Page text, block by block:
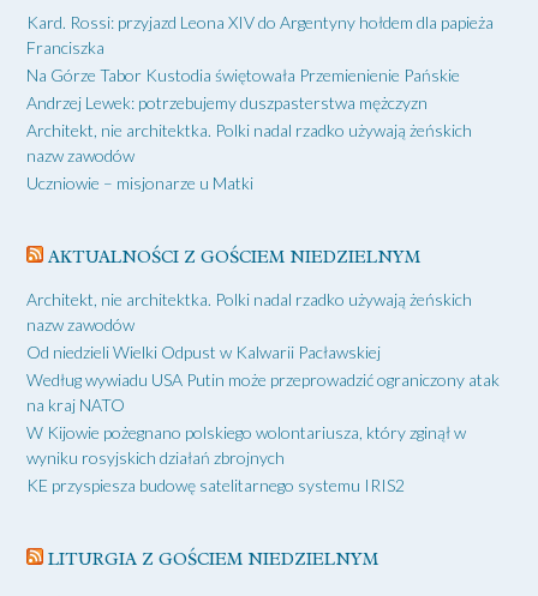
Kard. Rossi: przyjazd Leona XIV do Argentyny hołdem dla papieża
Franciszka
Na Górze Tabor Kustodia świętowała Przemienienie Pańskie
Andrzej Lewek: potrzebujemy duszpasterstwa mężczyzn
Architekt, nie architektka. Polki nadal rzadko używają żeńskich
nazw zawodów
Uczniowie – misjonarze u Matki
AKTUALNOŚCI Z GOŚCIEM NIEDZIELNYM
Architekt, nie architektka. Polki nadal rzadko używają żeńskich
nazw zawodów
Od niedzieli Wielki Odpust w Kalwarii Pacławskiej
Według wywiadu USA Putin może przeprowadzić ograniczony atak
na kraj NATO
W Kijowie pożegnano polskiego wolontariusza, który zginął w
wyniku rosyjskich działań zbrojnych
KE przyspiesza budowę satelitarnego systemu IRIS2
LITURGIA Z GOŚCIEM NIEDZIELNYM